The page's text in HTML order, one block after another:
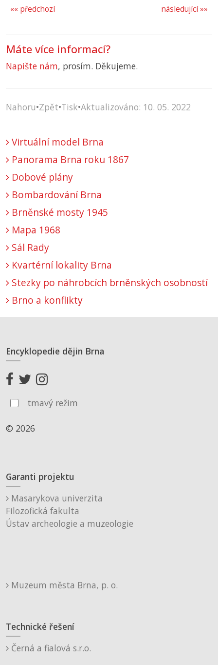
následující »»
«« předchozí
Máte více informací?
Napište nám, prosím. Děkujeme.
Nahoru•Zpět•Tisk•Aktualizováno: 10. 05. 2022
Virtuální model Brna
Panorama Brna roku 1867
Dobové plány
Bombardování Brna
Brněnské mosty 1945
Mapa 1968
Sál Rady
Kvartérní lokality Brna
Stezky po náhrobcích brněnských osobností
Brno a konflikty
Encyklopedie dějin Brna
tmavý režim
© 2026
Garanti projektu
Masarykova univerzita
Filozofická fakulta
Ústav archeologie a muzeologie
Muzeum města Brna, p. o.
Technické řešení
Černá a fialová s.r.o.